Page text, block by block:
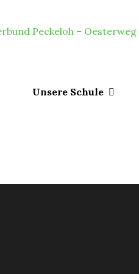
Unsere Schule